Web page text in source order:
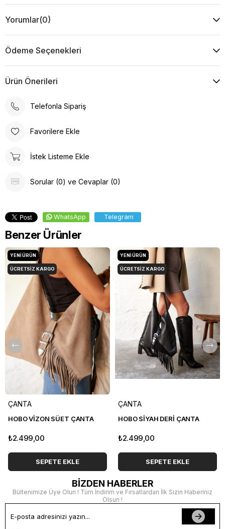
Yorumlar(0)
Ödeme Seçenekleri
Ürün Önerileri
Telefonla Sipariş
Favorilere Ekle
İstek Listeme Ekle
Sorular (0) ve Cevaplar (0)
WhatsApp Telegram
Benzer Ürünler
ÇANTA
HOBO VİZON SÜET ÇANTA
₺2.499,00
SEPETE EKLE
YENI ÜRÜN
ÜCRETSIZ KARGO
ÇANTA
HOBO SİYAH DERİ ÇANTA
₺2.499,00
SEPETE EKLE
YENI ÜRÜN
ÜCRETSIZ KARGO
BİZDEN HABERLER
Bültenimize Üye Olun ! Tüm İndirim ve Fırsatlardan İlk Sizin Haberiniz
Olsun !